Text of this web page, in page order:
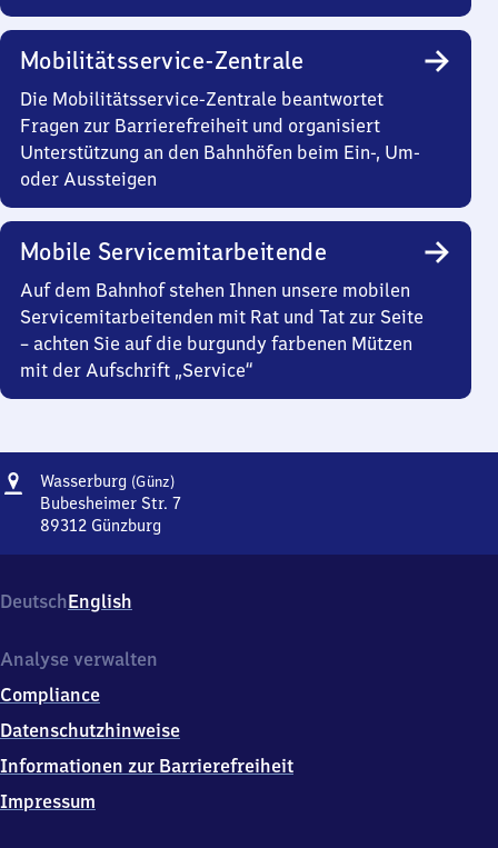
Mobilitätsservice-Zentrale
Die Mobilitätsservice-Zentrale beantwortet
Fragen zur Barrierefreiheit und organisiert
Unterstützung an den Bahnhöfen beim Ein-, Um-
oder Aussteigen
Mobile Servicemitarbeitende
Auf dem Bahnhof stehen Ihnen unsere mobilen
Servicemitarbeitenden mit Rat und Tat zur Seite
– achten Sie auf die burgundy farbenen Mützen
mit der Aufschrift „Service“
Adresse
Wasserburg (Günz)Wasserburg
(Günzburg)
Bubesheimer Str. 7
89312 Günzburg
Bubesheimer
Str.
8
3
1
Günzburg
DeutschEnglish
Analyse verwalten
Compliance
Datenschutzhinweise
Informationen zur Barrierefreiheit
Impressum